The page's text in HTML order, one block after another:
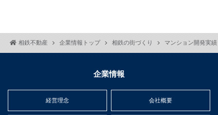
相鉄不動産 企業情報トップ 相鉄の街づくり マンション開発実績
企業情報
経営理念 会社概要